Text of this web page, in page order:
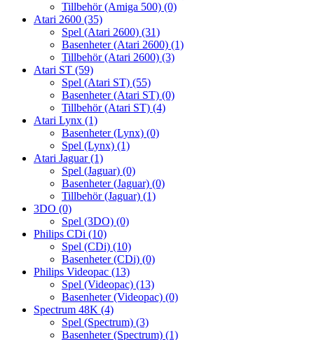
Tillbehör (Amiga 500) (0)
Atari 2600 (35)
Spel (Atari 2600) (31)
Basenheter (Atari 2600) (1)
Tillbehör (Atari 2600) (3)
Atari ST (59)
Spel (Atari ST) (55)
Basenheter (Atari ST) (0)
Tillbehör (Atari ST) (4)
Atari Lynx (1)
Basenheter (Lynx) (0)
Spel (Lynx) (1)
Atari Jaguar(1)
Spel (Jaguar) (0)
Basenheter (Jaguar) (0)
Tillbehör (Jaguar) (1)
3DO (0)
Spel (3DO) (0)
Philips CDi (10)
Spel (CDi) (10)
Basenheter (CDi) (0)
Philips Videopac (13)
Spel (Videopac) (13)
Basenheter (Videopac) (0)
Spectrum 48K (4)
Spel (Spectrum) (3)
Basenheter (Spectrum) (1)